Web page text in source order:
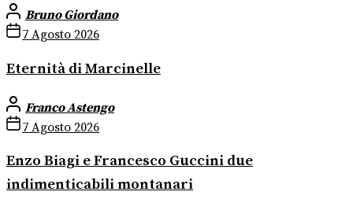
Bruno Giordano
7 Agosto 2026
Eternità di Marcinelle
Franco Astengo
7 Agosto 2026
Enzo Biagi e Francesco Guccini due
indimenticabili montanari